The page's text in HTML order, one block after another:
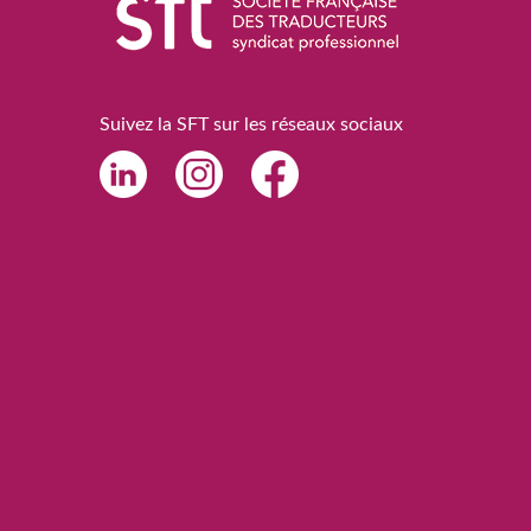
Suivez la SFT sur les réseaux sociaux